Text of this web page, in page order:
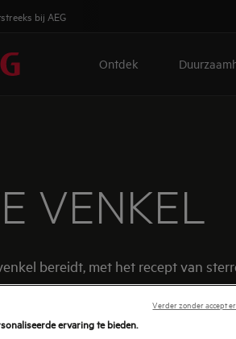
bij AEG
Ontdek
VENKEL
bereidt, met het recept van
ervaring te bieden.
Verder zonder